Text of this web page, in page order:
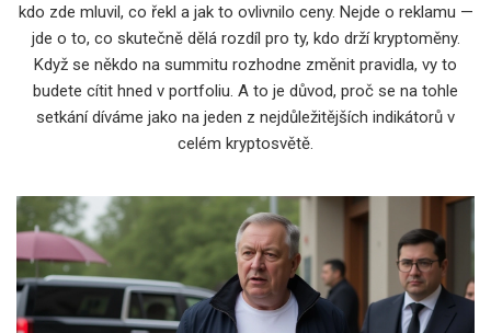
kdo zde mluvil, co řekl a jak to ovlivnilo ceny. Nejde o reklamu —
jde o to, co skutečně dělá rozdíl pro ty, kdo drží kryptoměny.
Když se někdo na summitu rozhodne změnit pravidla, vy to
budete cítit hned v portfoliu. A to je důvod, proč se na tohle
setkání díváme jako na jeden z nejdůležitějších indikátorů v
celém kryptosvětě.